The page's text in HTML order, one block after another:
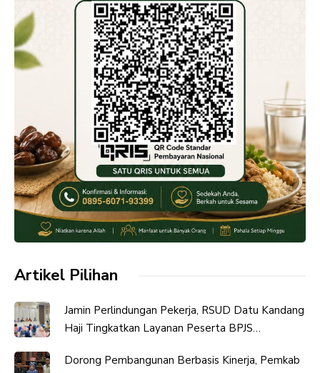
Artikel Pilihan
Jamin Perlindungan Pekerja, RSUD Datu Kandang
Haji Tingkatkan Layanan Peserta BPJS
Dorong Pembangunan Berbasis Kinerja, Pemkab